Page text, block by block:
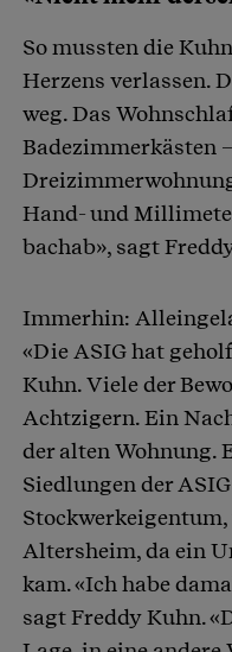
So mussten die
Herzens verlassen.
weg. Das
Badezimmerkästen
Hand- und
bachab», sagt
Immerhin:
«Die ASIG hat
Kuhn. Viele der
Achtzigern. Ein
der alten Wohnung.
Siedlungen der
Altersheim, da ein
kam. «Ich habe
sagt Freddy Kuhn.